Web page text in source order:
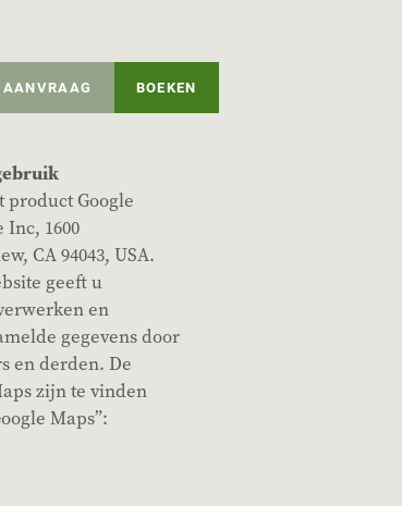
AANVRAAG BOEKEN
product Google
Inc, 1600
CA 94043, USA.
geeft u
en
gegevens door
en derden. De
zijn te vinden
Maps”: